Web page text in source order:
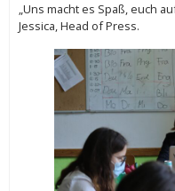
„Uns macht es Spaß, euch
Jessica, Head of Press.